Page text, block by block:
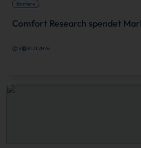
Karriere
Comfort Research spendet
IZ 30.11.2024